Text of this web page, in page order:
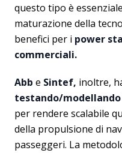
questo tipo è
maturazione della
benefici per i power
commerciali.
Abb e Sintef, inoltre,
testando/modellando
per rendere scalabile
della propulsione di
passeggeri. La